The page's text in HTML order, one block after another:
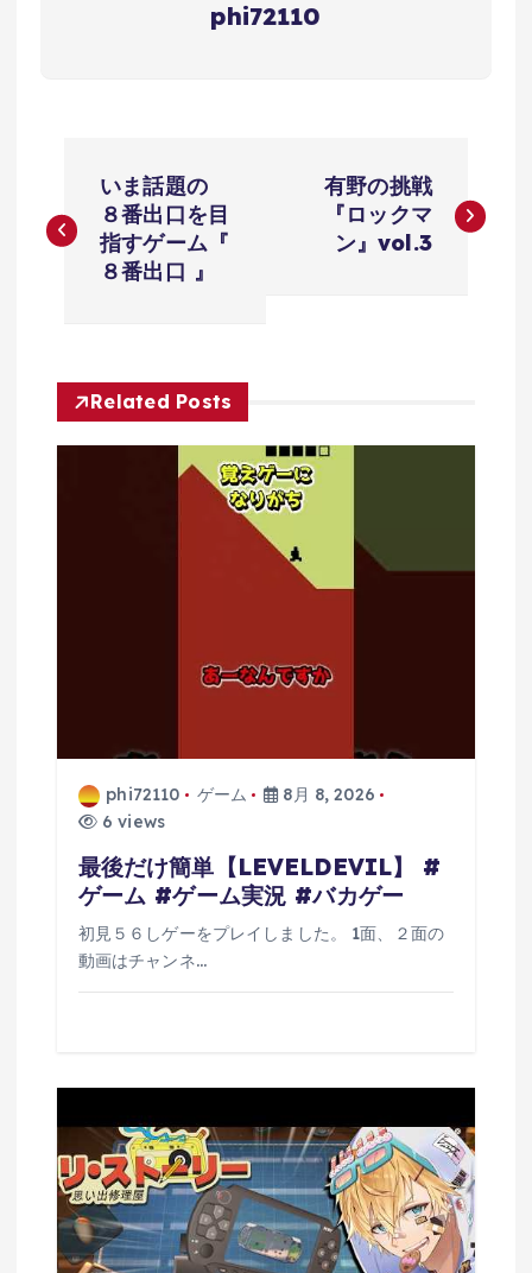
phi72110
稿
ゲ
ー
いま話題の
８番出口を目
指すゲーム『
８番出口 』
有野の挑戦
『ロックマ
ン』vol.3
Related Posts
phi72110 ゲーム
8月 8, 2026
6 views
最後だけ簡単【LEVELDEVIL】 #
ゲーム #ゲーム実況 #バカゲー
初見５６しゲーをプレイしました。 1面、２面の
動画はチャンネ…